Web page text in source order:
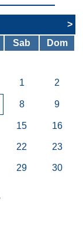
>
Sab Dom
1 2
8 9
15 16
22 23
29 30